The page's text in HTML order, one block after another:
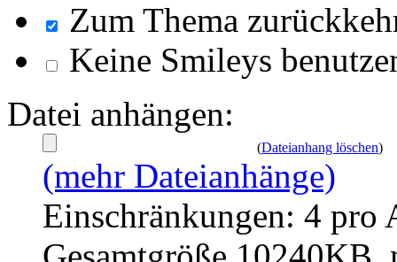
Zum Thema
Keine Smileys
Datei anhängen:
(Dateianhang löschen)
(mehr Dateianhänge)
Einschränkungen: 4 pro